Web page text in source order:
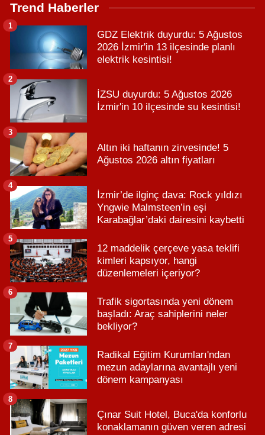
Trend Haberler
GDZ Elektrik duyurdu: 5 Ağustos
2026 İzmir'in 13 ilçesinde planlı
elektrik kesintisi!
1
İZSU duyurdu: 5 Ağustos 2026
İzmir'in 10 ilçesinde su kesintisi!
2
Altın iki haftanın zirvesinde! 5
Ağustos 2026 altın fiyatları
3
İzmir’de ilginç dava: Rock yıldızı
Yngwie Malmsteen’in eşi
Karabağlar’daki dairesini kaybetti
4
12 maddelik çerçeve yasa teklifi
kimleri kapsıyor, hangi
düzenlemeleri içeriyor?
5
Trafik sigortasında yeni dönem
başladı: Araç sahiplerini neler
bekliyor?
6
Radikal Eğitim Kurumları'ndan
mezun adaylarına avantajlı yeni
dönem kampanyası
7
Çınar Suit Hotel, Buca'da konforlu
konaklamanın güven veren adresi
8